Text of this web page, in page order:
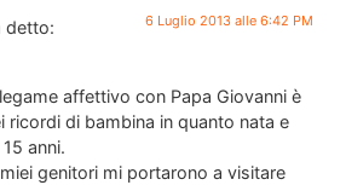
detto: 6 Luglio 2013 alle 6:42 PM
affettivo con Papa Giovanni è
ricordi di bambina in quanto nata e
anni.
genitori mi portarono a visitare